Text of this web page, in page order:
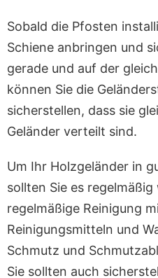
Sobald die Pfosten
Schiene anbringen und
gerade und auf der
können Sie die
sicherstellen, dass sie
Geländer verteilt sind.
Um Ihr Holzgeländer in
sollten Sie es
regelmäßige Reinigung
Reinigungsmitteln und
Schmutz und
Sie sollten auch